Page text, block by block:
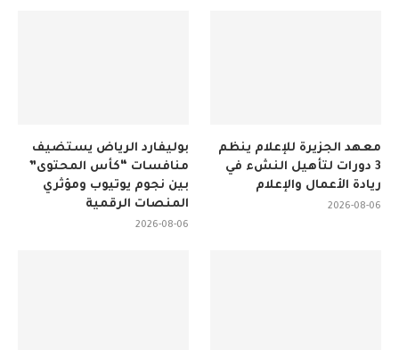
بوليفارد الرياض يستضيف
منافسات “كأس المحتوى”
بين نجوم يوتيوب ومؤثري
المنصات الرقمية
2026-08-06
معهد الجزيرة للإعلام ينظم
3 دورات لتأهيل النشء في
ريادة الأعمال والإعلام
2026-08-06